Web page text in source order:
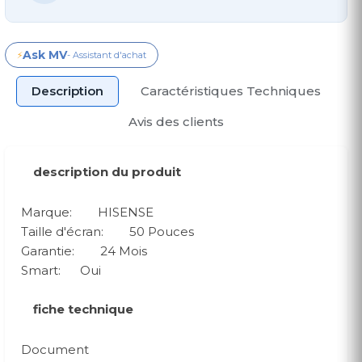
⚡Ask MV- Assistant d'achat
Description
Caractéristiques Techniques
Avis des clients
description du produit
Marque: HISENSE
Taille d'écran: 50 Pouces
Garantie: 24 Mois
Smart: Oui
fiche technique
Document